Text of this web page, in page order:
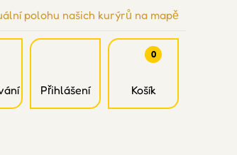
polohu našich kurýrů na mapě
Přihlášení
0
Košík